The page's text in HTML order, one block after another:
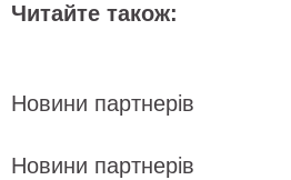
Читайте також:
Новини партнерів
Новини партнерів